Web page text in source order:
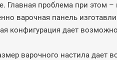
Главная проблема при этом
варочная панель
конфигурация дает
варочного настила дает